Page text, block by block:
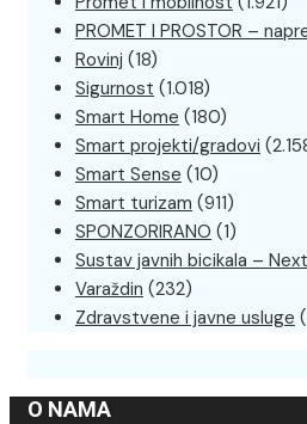
PROMET I PROSTOR –
Rovinj (18)
Sigurnost (1.018)
Smart Home (180)
Smart projekti/gradovi
Smart Sense (10)
Smart turizam (911)
SPONZORIRANO (1)
Sustav javnih bicikala –
Varaždin (232)
Zdravstvene i javne usluge
O NAMA